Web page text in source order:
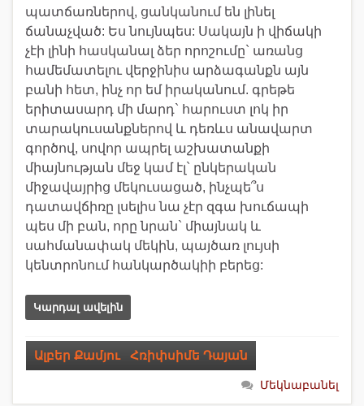
պատճառներով, ցանկանում են լինել
ճանաչված: Ես նույնպես: Սակայն ի վիճակի
չէի լինի հասկանալ ձեր որոշումը` առանց
համեմատելու վերջինիս արձագանքն այն
բանի հետ, ինչ որ եմ իրականում. գրեթե
երիտասարդ մի մարդ` հարուստ լոկ իր
տարակուսանքներով և դեռևս անավարտ
գործով, սովոր ապրել աշխատանքի
միայնության մեջ կամ էլ` ընկերական
միջավայրից մեկուսացած, ինչպե՞ս
դատավճիռը լսելիս նա չէր զգա խուճապի
պես մի բան, որը նրան` միայնակ և
սահմանափակ մեկին, պայծառ լույսի
կենտրոնում հանկարծակիի բերեց:
Կարդալ ավելին
Ալբեր Քամյու Հռիփսիմե Դայան
Մեկնաբանել